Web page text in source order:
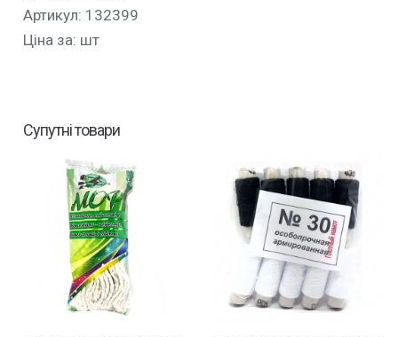
Артикул: 132399
Ціна за: шт
Супутні товари